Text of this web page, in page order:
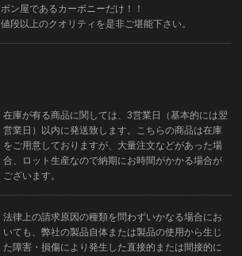
ボン屋であるカーボニーだけ！！
値段以上のクオリティを是非ご堪能下さい。
在庫が有る商品に関しては、3営業日（基本的には翌
営業日）以内に発送致します。こちらの商品は在庫
をご用意しておりますが、大量注文などがあった場
合、ロット生産なので納期にお時間がかかる場合が
ございます。
法律上の請求原因の種類を問わずいかなる場合にお
いても、弊社の製品自体または製品の使用から生じ
た障害・損傷により発生した直接的または間接的に